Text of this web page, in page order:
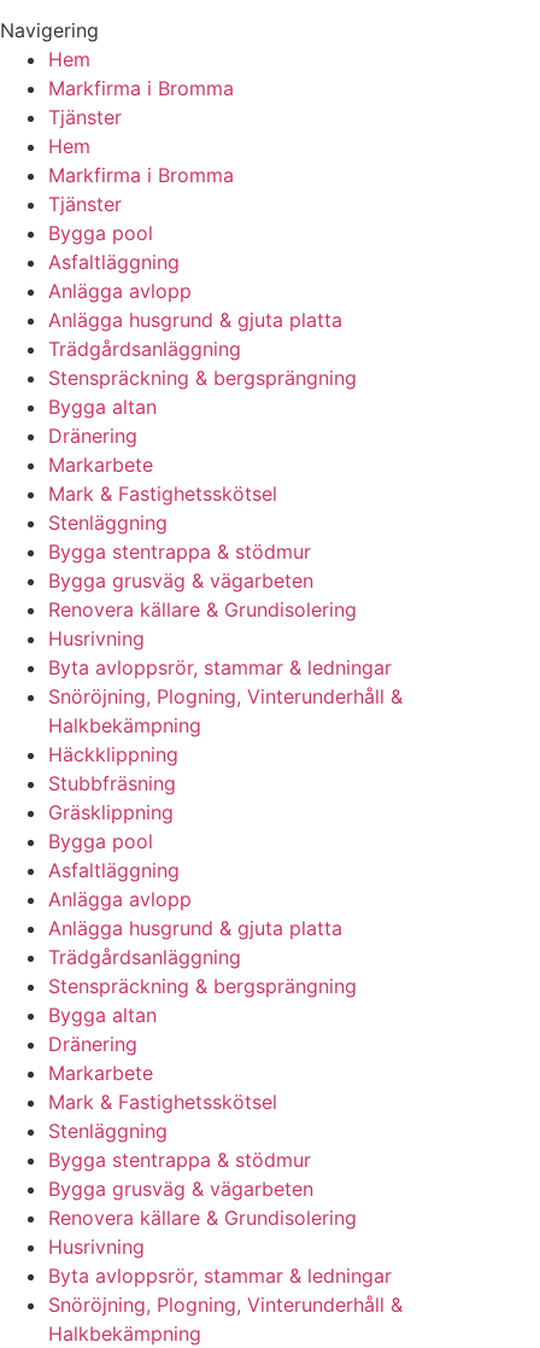
Navigering
Hem
Markfirma i Bromma
Tjänster
Hem
Markfirma i Bromma
Tjänster
Bygga pool
Asfaltläggning
Anlägga avlopp
Anlägga husgrund & gjuta platta
Trädgårdsanläggning
Stenspräckning & bergsprängning
Bygga altan
Dränering
Markarbete
Mark & Fastighetsskötsel
Stenläggning
Bygga stentrappa & stödmur
Bygga grusväg & vägarbeten
Renovera källare & Grundisolering
Husrivning
Byta avloppsrör, stammar & ledningar
Snöröjning, Plogning, Vinterunderhåll &
Halkbekämpning
Häckklippning
Stubbfräsning
Gräsklippning
Bygga pool
Asfaltläggning
Anlägga avlopp
Anlägga husgrund & gjuta platta
Trädgårdsanläggning
Stenspräckning & bergsprängning
Bygga altan
Dränering
Markarbete
Mark & Fastighetsskötsel
Stenläggning
Bygga stentrappa & stödmur
Bygga grusväg & vägarbeten
Renovera källare & Grundisolering
Husrivning
Byta avloppsrör, stammar & ledningar
Snöröjning, Plogning, Vinterunderhåll &
Halkbekämpning